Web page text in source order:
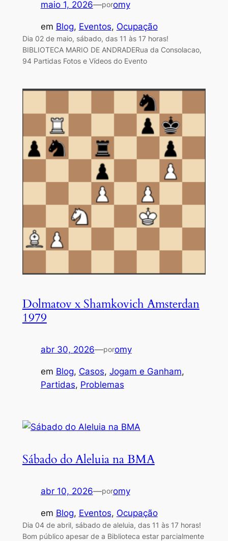
maio 1, 2026—poromy
em Blog, Eventos, Ocupação
Dia 02 de maio, sábado, das 11 às 17 horas!
BIBLIOTECA MARIO DE ANDRADERua da Consolacao,
94 Partidas Fotos e Vídeos do Evento
Dolmatov x Shamkovich Amsterdan
1979
abr 30, 2026—poromy
em Blog, Casos, Jogam e Ganham
Partidas, Problemas
Sábado do Aleluia na BMA
abr 10, 2026—poromy
em Blog, Eventos, Ocupação
Dia 04 de abril, sábado de aleluia, das 11 às 17 horas!
Bom público apesar de a Biblioteca estar parcialmente